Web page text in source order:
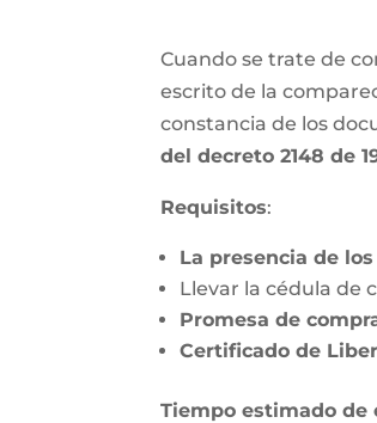
Cuando se trate de
escrito de la
constancia de los
del decreto 2148 de
Requisitos:
La presencia de
Llevar la cédula de
Promesa de
Certificado de
Tiempo estimado de